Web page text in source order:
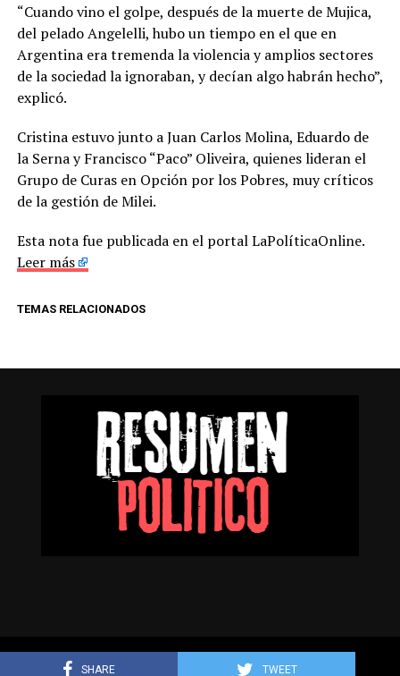
SHARE TWEET
“Cuando vino el golpe, después de la muerte de Mujica,
del pelado Angelelli, hubo un tiempo en el que en
Argentina era tremenda la violencia y amplios sectores
de la sociedad la ignoraban, y decían algo habrán hecho”,
explicó.
Cristina estuvo junto a Juan Carlos Molina, Eduardo de
la Serna y Francisco “Paco” Oliveira, quienes lideran el
Grupo de Curas en Opción por los Pobres, muy críticos
de la gestión de Milei.
Esta nota fue publicada en el portal LaPolíticaOnline.
Leer más
TEMAS RELACIONADOS
Resumen Político © Todos los derechos reservados.